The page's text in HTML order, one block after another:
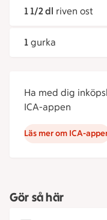
1 1/2 dl riven ost
1 gurka
Ha med dig
ICA-appen
Läs mer om ICA-
Gör så här